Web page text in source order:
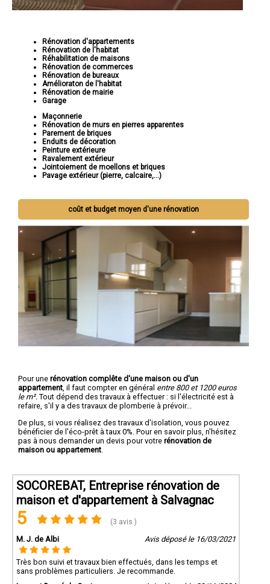
Rénovation d'appartements
Rénovation de l'habitat
Réhabilitation de maisons
Rénovation de commerces
Rénovation de bureaux
Amélioraton de l'habitat
Rénovation de mairie
Garage
Maçonnerie
Rénovation de murs en pierres apparentes
Parement de briques
Enduits de décoration
Peinture extérieure
Ravalement extérieur
Jointoiement de moellons et briques
Pavage extérieur (pierre, calcaire,...)
coût et budget moyen d'une rénovation
Pour une rénovation complête d'une maison ou d'un
appartement , il faut compter en général entre 800 et 1200 euros
le m². Tout dépend des travaux à effectuer : si l'électricité est à
refaire, s'il y a des travaux de plomberie à prévoir...
De plus, si vous réalisez des travaux d'isolation, vous pouvez
bénéficier de l'éco-prêt à taux 0%. Pour en savoir plus, n'hésitez
pas à nous demander un devis pour votre rénovation de
maison ou appartement
SOCOREBAT, Entreprise rénovation de
maison et d'appartement à Salvagnac
5 (3 avis )
M. J. de Albi Avis déposé le 16/03/2021
Très bon suivi et travaux bien effectués, dans les temps et
sans problèmes particuliers. Je recommande.